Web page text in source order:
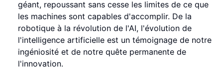
géant, repoussant sans cesse les limites de ce que
les machines sont capables d'accomplir. De la
robotique à la révolution de l'AI, l'évolution de
l'intelligence artificielle est un témoignage de notre
ingéniosité et de notre quête permanente de
l'innovation.